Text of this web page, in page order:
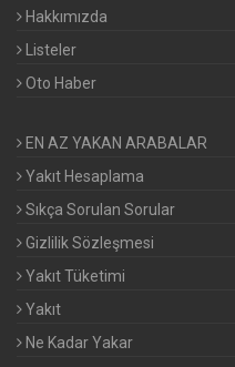
Hakkımızda
Listeler
Oto Haber
EN AZ YAKAN ARABALAR
Yakıt Hesaplama
Sıkça Sorulan Sorular
Gizlilik Sözleşmesi
Yakıt Tüketimi
Yakıt
Ne Kadar Yakar